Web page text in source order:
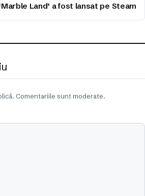
Land’ a fost lansat pe Steam
Comentariile sunt moderate.